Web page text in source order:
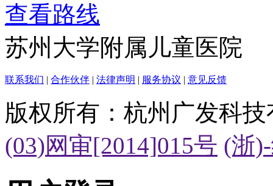
查看路线
苏州大学附属儿童医院
联系我们 | 合作伙伴 | 法律声明 | 服务协议 | 意见反馈
版权所有：杭州广发科
(03)网审[2014]015号 (浙